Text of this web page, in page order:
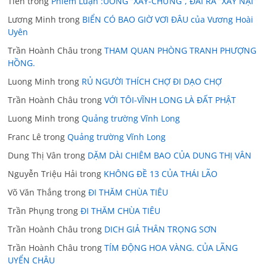
Lương Minh trong BIỂN CÓ BAO GIỜ VƠI ĐÂU của Vương Hoài
Uyên
Trần Hoành Châu trongTHAM QUAN PHÒNG TRANH PHƯỢNG
HỒNG.
Luong Minh trong RỦ NGƯỜI THÍCH CHỢ ĐI DẠO CHỢ
Trần Hoành Châu trongVỚI TÔI-VĨNH LONG LÀ ĐẤT PHẬT
Luong Minh trongQuảng trường Vĩnh Long
Franc Lê trongQuảng trường Vĩnh Long
Dung Thị Vân trong DẶM DÀI CHIÊM BAO CỦA DUNG THỊ VÂN
Nguyễn Triệu Hải trong KHÔNG ĐỀ 13 CỦA THÁI LÃO
Võ Văn Thắng trongĐI THĂM CHÙA TIÊU
Trần Phụng trongĐI THĂM CHÙA TIÊU
Trần Hoành Châu trong DICH GIẢ THÂN TRỌNG SƠN
Trần Hoành Châu trongTÍM ĐỘNG HOA VÀNG. CỦA LÃNG
UYỂN CHÂU